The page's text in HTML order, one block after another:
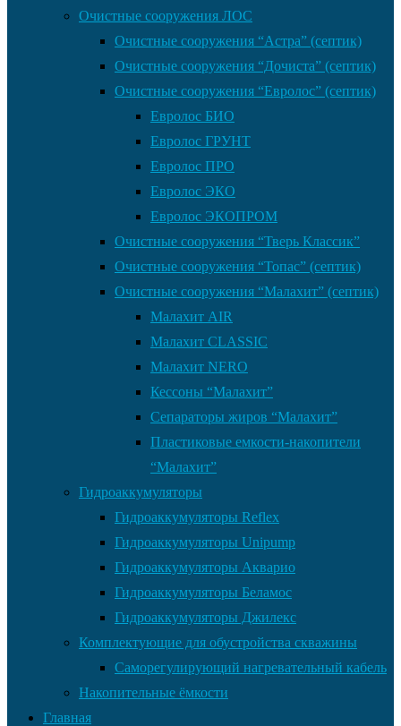
Очистные сооружения ЛОС
Очистные сооружения “Астра” (септик)
Очистные сооружения “Дочиста” (септик)
Очистные сооружения “Евролос” (септик)
Евролос БИО
Евролос ГРУНТ
Евролос ПРО
Евролос ЭКО
Евролос ЭКОПРОМ
Очистные сооружения “Тверь Классик”
Очистные сооружения “Топас” (септик)
Очистные сооружения “Малахит” (септик)
Малахит AIR
Малахит CLASSIC
Малахит NERO
Кессоны “Малахит”
Сепараторы жиров “Малахит”
Пластиковые емкости-накопители
“Малахит”
Гидроаккумуляторы
Гидроаккумуляторы Reflex
Гидроаккумуляторы Unipump
Гидроаккумуляторы Акварио
Гидроаккумуляторы Беламос
Гидроаккумуляторы Джилекс
Комплектующие для обустройства скважины
Саморегулирующий нагревательный кабель
Накопительные ёмкости
Главная